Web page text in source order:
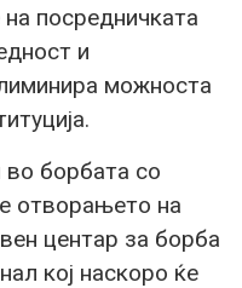
посредничката
и
можноста
борбата со
отворањето на
центар за борба
кој наскоро ќе